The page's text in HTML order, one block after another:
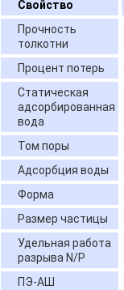
Свойство
Прочность
толкотни
Процент потерь
Статическая
адсорбированная
вода
Том поры
Адсорбция воды
Форма
Размер частицы
Удельная работа
разрыва N/P
ПЭ-АШ